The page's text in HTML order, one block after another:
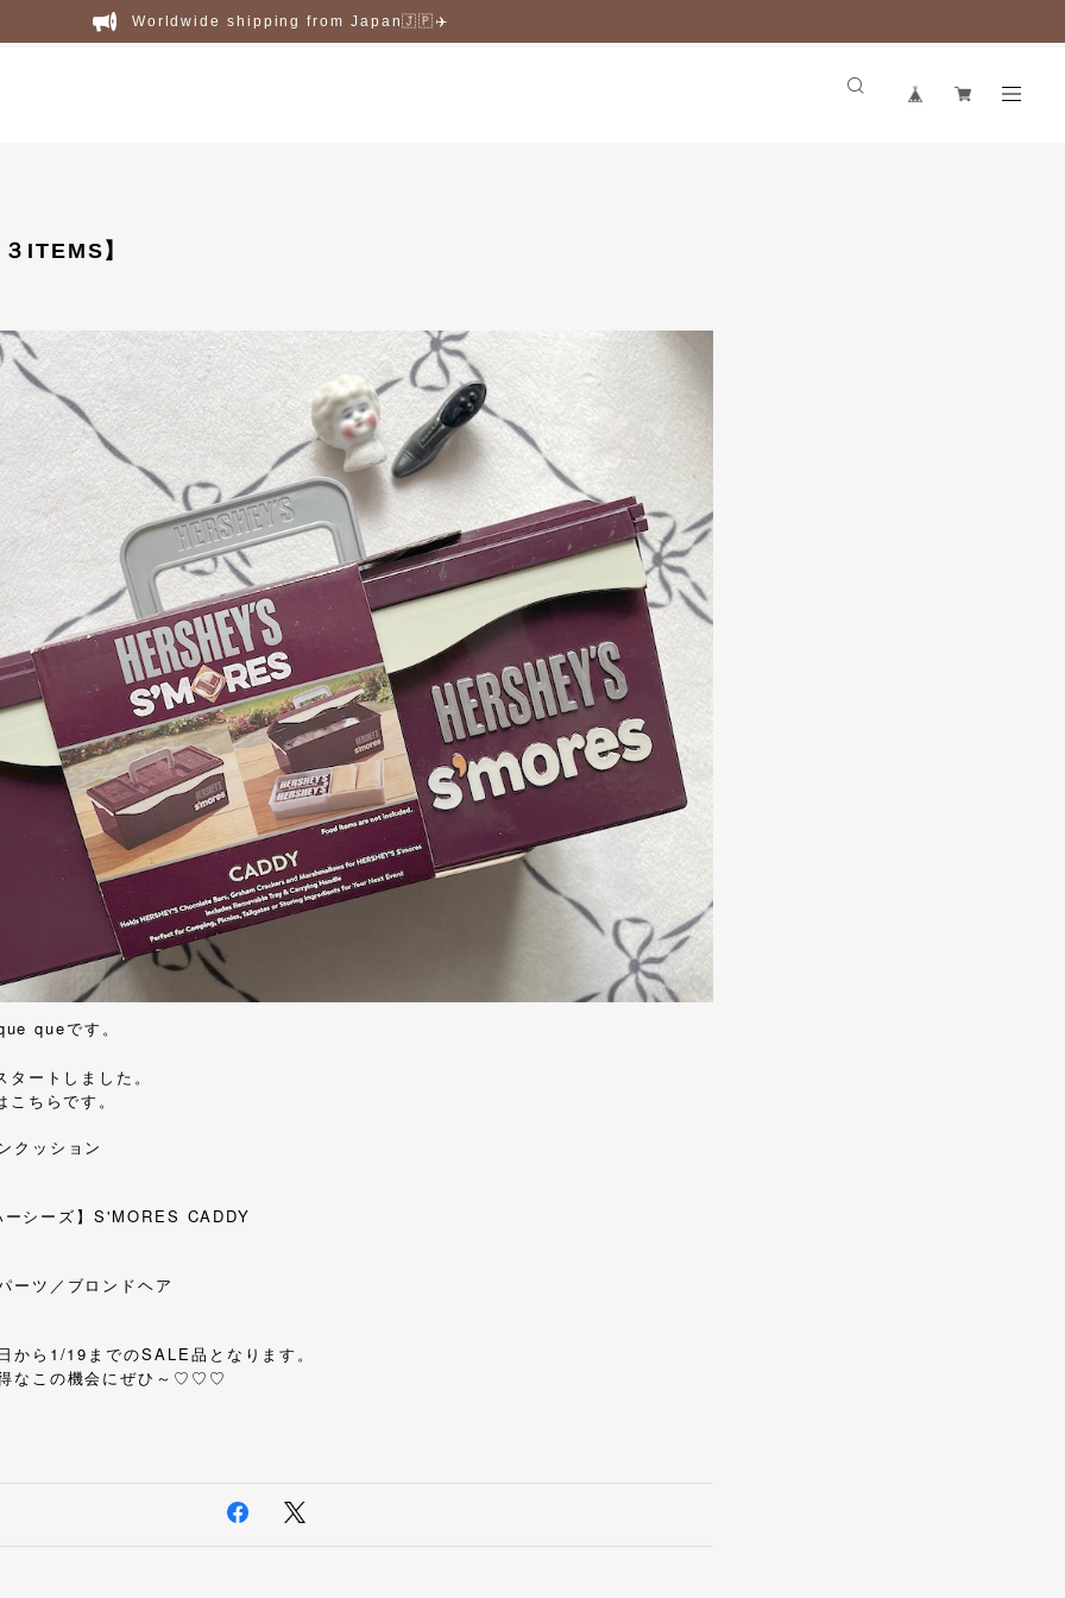
Worldwide shipping from Japan🇯🇵✈️
ITEMS】
queです。
ートしました。
ちらです。
クッション
シーズ】S'MORES CADDY
ーツ／ブロンドヘア
から1/19までのSALE品となります。
なこの機会にぜひ～ ♡♡♡